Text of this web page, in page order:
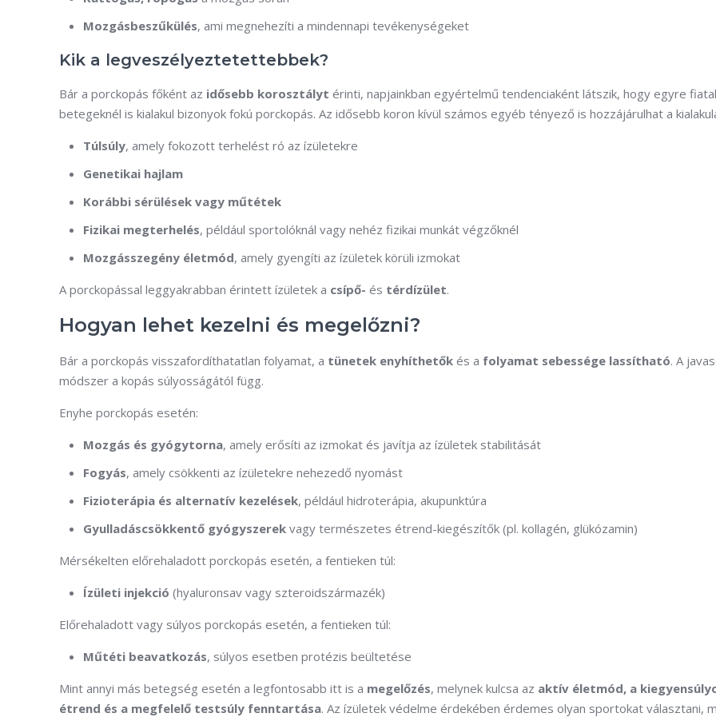
Mozgásbeszűkülés, ami megnehezíti a mindennapi tevékenységeket
Kik a legveszélyeztetettebbek?
Bár a porckopás főként az idősebb korosztályt érinti, napjainkban egyértelmű tendenciaként látszik, hogy egyre
betegeknél is kialakul bizonyok fokú porckopás. Az idősebb koron kívül számos egyéb tényező is hozzájárulhat a
Túlsúly, amely fokozott terhelést ró az ízületekre
Genetikai hajlam
Korábbi sérülések vagy műtétek
Fizikai megterhelés, például sportolóknál vagy nehéz fizikai munkát végzőknél
Mozgásszegény életmód, amely gyengíti az ízületek körüli izmokat
A porckopással leggyakrabban érintett ízületek a csípő- és térdízület.
Hogyan lehet kezelni és megelőzni?
Bár a porckopás visszafordíthatatlan folyamat, a tünetek enyhíthetők és a folyamat sebessége lassítható. A
módszer a kopás súlyosságától függ.
Enyhe porckopás esetén:
Mozgás és gyógytorna, amely erősíti az izmokat és javítja az ízületek stabilitását
Fogyás, amely csökkenti az ízületekre nehezedő nyomást
Fizioterápia és alternatív kezelések, például hidroterápia, akupunktúra
Gyulladáscsökkentő gyógyszerek vagy természetes étrend-kiegészítők (pl. kollagén, glükózamin)
Mérsékelten előrehaladott porckopás esetén, a fentieken túl:
Ízületi injekció (hyaluronsav vagy szteroidszármazék)
Előrehaladott vagy súlyos porckopás esetén, a fentieken túl:
Műtéti beavatkozás, súlyos esetben protézis beültetése
Mint annyi más betegség esetén a legfontosabb itt is a megelőzés, melynek kulcsa az aktív életmód, a
étrend és a megfelelő testsúly fenntartása. Az ízületek védelme érdekében érdemes olyan sportokat választani,